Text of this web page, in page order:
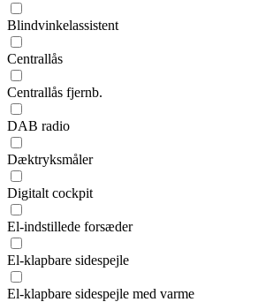
Blindvinkelassistent
Centrallås
Centrallås fjernb.
DAB radio
Dæktryksmåler
Digitalt cockpit
El-indstillede forsæder
El-klapbare sidespejle
El-klapbare sidespejle med varme